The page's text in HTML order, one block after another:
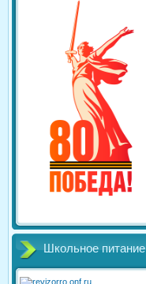
Школьное питание